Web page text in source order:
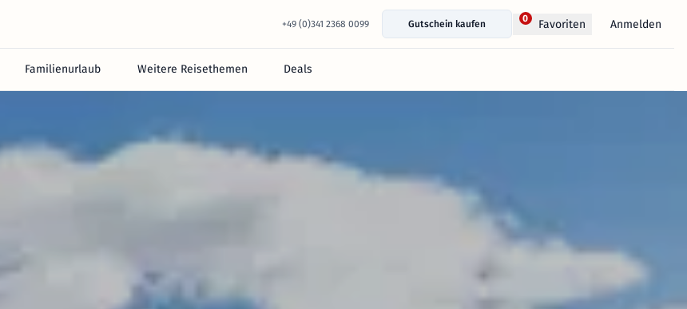
+49 (0)341 2368 0099 Gutschein kaufen
0 Favoriten Anmelden
Familienurlaub Weitere Reisethemen Deals